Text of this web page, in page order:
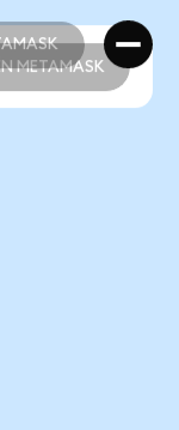
METAMASK